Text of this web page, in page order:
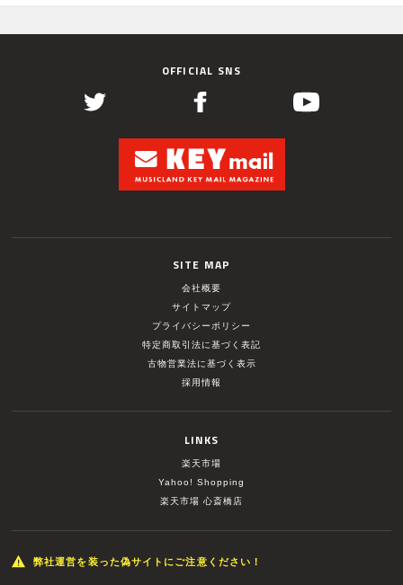
OFFICIAL SNS
SITE MAP
会社概要
サイトマップ
プライバシーポリシー
特定商取引法に基づく表記
古物営業法に基づく表示
採用情報
LINKS
楽天市場
Yahoo! Shopping
楽天市場 心斎橋店
弊社運営を装った偽サイトにご注意ください！